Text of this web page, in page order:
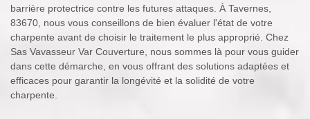
barrière protectrice contre les futures attaques. À Tavernes,
83670, nous vous conseillons de bien évaluer l'état de votre
charpente avant de choisir le traitement le plus approprié. Chez
Sas Vavasseur Var Couverture, nous sommes là pour vous guider
dans cette démarche, en vous offrant des solutions adaptées et
efficaces pour garantir la longévité et la solidité de votre
charpente.